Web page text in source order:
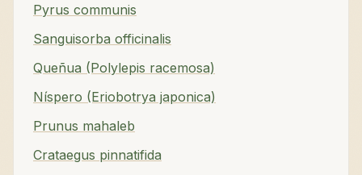
Pyrus communis
Sanguisorba officinalis
Queñua (Polylepis racemosa)
Níspero (Eriobotrya japonica)
Prunus mahaleb
Crataegus pinnatifida